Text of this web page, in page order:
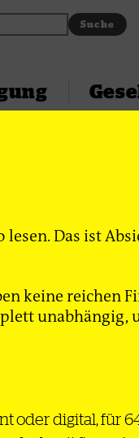
der
Das ist
keine reichen
unabhängig,
oder digital, für